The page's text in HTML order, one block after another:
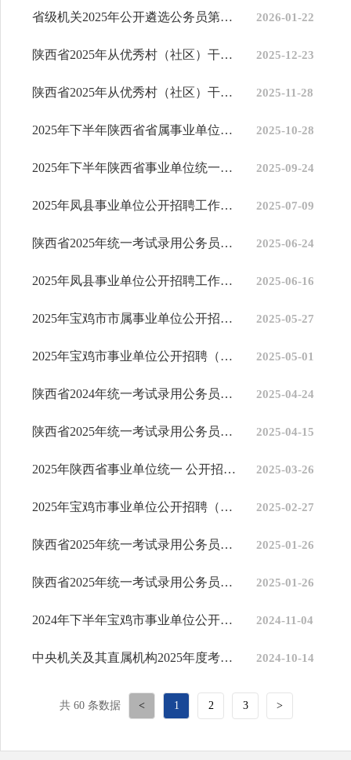
省级机关2025年公开遴选公务员第二批拟任用人员公示 2026-01-22
陕西省2025年从优秀村（社区）干部中考试录用乡镇（街道）机关公务... 2025-12-23
陕西省2025年从优秀村（社区）干部中考试录用乡镇（街道）机关公务... 2025-11-28
2025年下半年陕西省省属事业单位公开招聘工作人员笔试成绩查询和有... 2025-10-28
2025年下半年陕西省事业单位统一公开招聘工作人员公告发布 2025-09-24
2025年凤县事业单位公开招聘工作人员拟聘用人员公示公告 2025-07-09
陕西省2025年统一考试录用公务员拟录用人员公示 2025-06-24
2025年凤县事业单位公开招聘工作人员面试人员各项成绩和体检考察公告 2025-06-16
2025年宝鸡市市属事业单位公开招聘高层次人才公告 2025-05-27
2025年宝鸡市事业单位公开招聘（募）工作人员笔试成绩查询和2025年... 2025-05-01
陕西省2024年统一考试录用公务员部分职位拟录用人员公示 2025-04-24
陕西省2025年统一考试录用公务员笔试成绩查询及资格复审安排公告 2025-04-15
2025年陕西省事业单位统一 公开招聘工作人员笔试温馨提示 2025-03-26
2025年宝鸡市事业单位公开招聘（募）工作人员公告 2025-02-27
陕西省2025年统一考试录用公务员职位表 2025-01-26
陕西省2025年统一考试录用公务员公告 2025-01-26
2024年下半年宝鸡市事业单位公开招聘工作人员笔试成绩查询和资格复... 2024-11-04
中央机关及其直属机构2025年度考试录用公务员公告 2024-10-14
共 60 条数据 < 1 2 3 >